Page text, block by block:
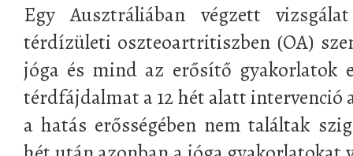
Egy Ausztráliában végzett
térdízületi oszteoartritiszben (OA)
jóga és mind az erősítő gyakorlatok
térdfájdalmat a 12 hét alatt intervenció
a hatás erősségében nem találtak